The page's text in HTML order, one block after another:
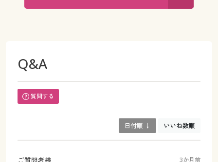
Q&A
質問する
日付順 ↓ いいね数順
3か月前